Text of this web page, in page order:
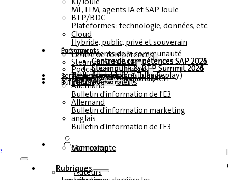
ML, LLM, agents IA et SAP Joule
BTP/BDC
Plateformes : technologie, données, etc.
Cloud
Hybride, public, privé et souverain
Partenaires
Événements
Événements de la communauté
Centre de compétences
Centre de compétences SAP 2026
Centre de compétences SAP 2025
Centre de compétences SAP 2024
Centre de compétences SAP 2023
Steampunk & BTP
Steampunk & BTP Summit 2026
Steampunk & BTP Summit 2025
Steampunk & BTP Summit 2024
Podcasts multilingues
Allemand
anglais
espagnol
français
Tables rondes (YouTube Replay)
Webinaires et livres blancs
Service
Formulaires
Contact
Données médiatiques DACH
Kit média (international)
Magazine
s'abonner ici
pour les abonnés
magazines gratuits
Bulletin
Allemand
Bulletin d'information de l'E3
Allemand
Bulletin d'information marketing
anglais
Bulletin d'information de l'E3
Connexion
Mon compte
Rubriques
Auteurs